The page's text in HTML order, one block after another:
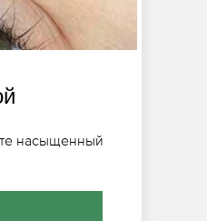
насыщенный